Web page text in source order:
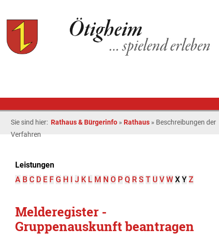
Sie sind hier: Rathaus & Bürgerinfo » Rathaus » Beschreibungen der
Verfahren
Leistungen
A B C D E F G H I J K L M N O P Q R S T U V W X Y Z
Melderegister -
Gruppenauskunft beantragen